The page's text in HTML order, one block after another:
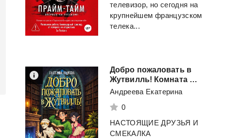
телевизор, но сегодня на
крупнейшем французском
телека...
Добро пожаловать в
Жутвилль! Комната с летающими письмами
Андреева Екатерина
0
НАСТОЯЩИЕ ДРУЗЬЯ И
СМЕКАЛКА